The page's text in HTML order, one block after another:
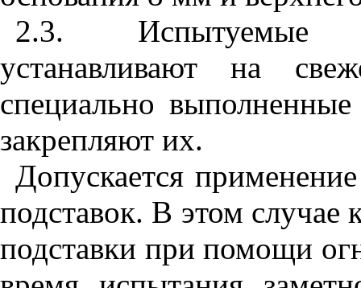
2.3. Испытуемые
устанавливают на
специально
закрепляют их.
Допускается
подставок. В этом
подставки при помощи